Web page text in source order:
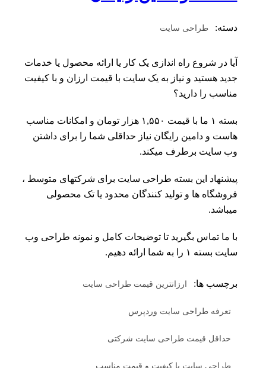
دسته: طراحی سایت
آیا در شروع راه اندازی یک کار یا ارائه محصول یا خدمات
جدید هستید و نیاز به یک سایت با قیمت ارزان و با کیفیت
مناسب را دارید؟
بسته ۱ ما با قیمت ۱,۵۵۰ هزار تومان و امکانات مناسب
هاست و دامین رایگان نیاز حداقلی شما را برای داشتن
وب سایت برطرف میکند.
پیشنهاد این بسته طراحی سایت برای شرکتهای متوسط ،
فروشگاه ها و تولید کنندگان محدود یا تک محصولی
میباشد.
با ما تماس بگیرید تا توضیحات کامل و نمونه طراحی وب
سایت بسته ۱ را به شما ارائه دهیم.
برچسب ها: ارزانترین قیمت طراحی سایت
تعرفه طراحی سایت وردپرس
حداقل قیمت طراحی سایت شرکتی
طراحی سایت با کیفیت و قیمت مناسب